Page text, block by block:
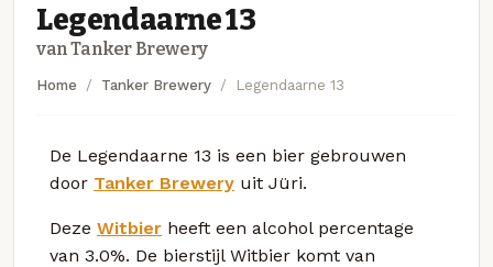
Legendaarne 13
van Tanker Brewery
Home Tanker Brewery Legendaarne 13
De Legendaarne 13 is een bier gebrouwen
door Tanker Brewery uit Jüri.
Deze Witbier heeft een alcohol percentage
van 3.0%. De bierstijl Witbier komt van